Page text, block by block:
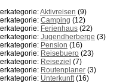
Aktivreisen (9)
Camping (12)
Ferienhaus (22)
Jugendherberge (3)
Pension (16)
Reisebuero (23)
Reiseziel (7)
Routenplaner (3)
Unterkunft(16)